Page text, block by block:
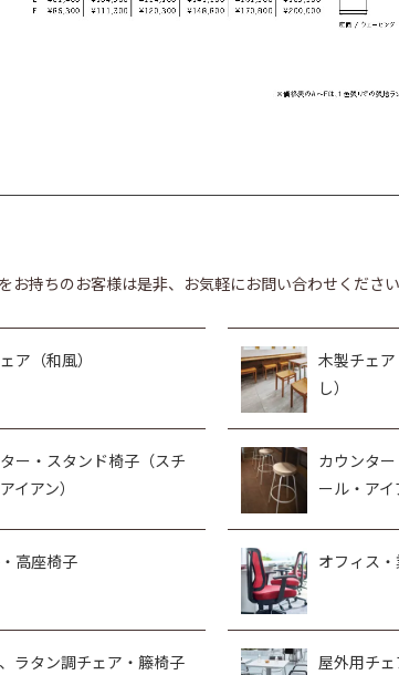
お持ちのお客様は是非、お気軽にお問い合わせくださ
ア（和風）
木製チェ
し）
ー・スタンド椅子（スチ
イアン）
カウンタ
ール・アイ
高座椅子 オフィス
ラタン調チェア・籐椅子 屋外用チェ